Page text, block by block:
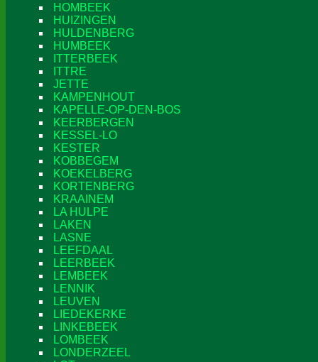
HOMBEEK
HUIZINGEN
HULDENBERG
HUMBEEK
ITTERBEEK
ITTRE
JETTE
KAMPENHOUT
KAPELLE-OP-DEN-BOS
KEERBERGEN
KESSEL-LO
KESTER
KOBBEGEM
KOEKELBERG
KORTENBERG
KRAAINEM
LA HULPE
LAKEN
LASNE
LEEFDAAL
LEERBEEK
LEMBEEK
LENNIK
LEUVEN
LIEDEKERKE
LINKEBEEK
LOMBEEK
LONDERZEEL